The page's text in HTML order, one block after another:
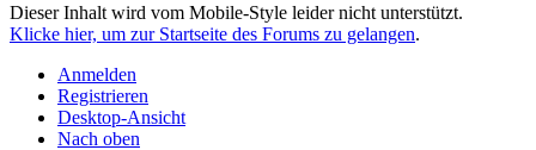
Dieser Inhalt wird vom Mobile-Style leider nicht unterstützt.
Klicke hier, um zur Startseite des Forums zu gelangen.
Anmelden
Registrieren
Desktop-Ansicht
Nach oben